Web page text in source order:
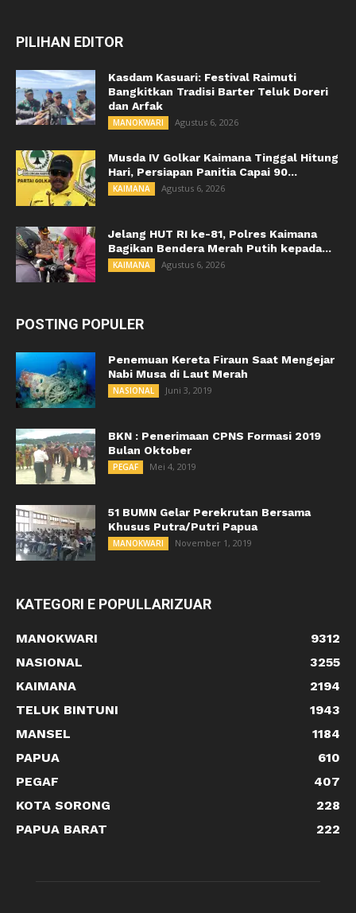
PILIHAN EDITOR
Kasdam Kasuari: Festival Raimuti
Bangkitkan Tradisi Barter Teluk Doreri
dan Arfak
MANOKWARI Agustus 6, 2026
Musda IV Golkar Kaimana Tinggal Hitung
Hari, Persiapan Panitia Capai 90...
KAIMANA Agustus 6, 2026
Jelang HUT RI ke-81, Polres Kaimana
Bagikan Bendera Merah Putih kepada...
KAIMANA Agustus 6, 2026
POSTING POPULER
Penemuan Kereta Firaun Saat Mengejar
Nabi Musa di Laut Merah
NASIONAL Juni 3, 2019
BKN : Penerimaan CPNS Formasi 2019
Bulan Oktober
PEGAF Mei 4, 2019
51 BUMN Gelar Perekrutan Bersama
Khusus Putra/Putri Papua
MANOKWARI November 1, 2019
KATEGORI E POPULLARIZUAR
MANOKWARI
9312
NASIONAL
3255
KAIMANA
2194
TELUK BINTUNI
1943
MANSEL
1184
PAPUA
610
PEGAF
407
KOTA SORONG
228
PAPUA BARAT
222